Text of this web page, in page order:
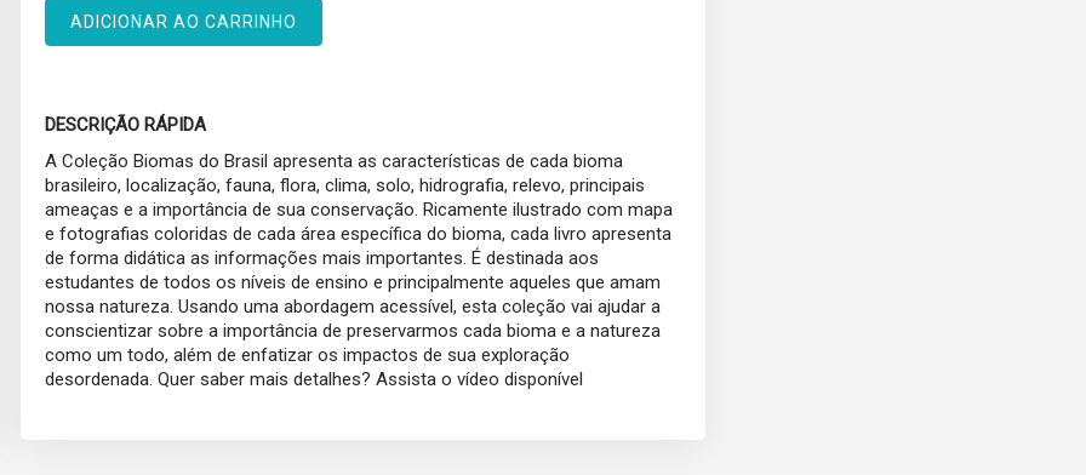
ADICIONAR AO CARRINHO
DESCRIÇÃO RÁPIDA
A Coleção Biomas do Brasil apresenta as características de cada bioma
brasileiro, localização, fauna, flora, clima, solo, hidrografia, relevo, principais
ameaças e a importância de sua conservação. Ricamente ilustrado com mapa
e fotografias coloridas de cada área específica do bioma, cada livro apresenta
de forma didática as informações mais importantes. É destinada aos
estudantes de todos os níveis de ensino e principalmente aqueles que amam
nossa natureza. Usando uma abordagem acessível, esta coleção vai ajudar a
conscientizar sobre a importância de preservarmos cada bioma e a natureza
como um todo, além de enfatizar os impactos de sua exploração
desordenada. Quer saber mais detalhes? Assista o vídeo disponível